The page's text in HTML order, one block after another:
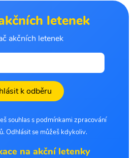
letenek
akčních letenek
k odběru
souhlas s podmínkami zpracování
Odhlásit se můžeš kdykoliv.
na akční letenky